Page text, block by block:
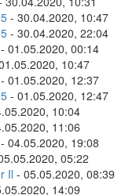
- 30.04.2020, 10:47
- 30.04.2020, 22:04
- 01.05.2020, 00:14
10:47
- 01.05.2020, 12:37
- 01.05.2020, 12:47
10:04
11:06
- 04.05.2020, 19:08
05:22
Il - 05.05.2020, 08:39
14:09